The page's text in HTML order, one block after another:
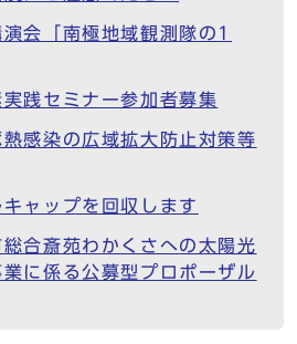
会「南極地域観測隊の1
実践セミナー参加者募集
感染の広域拡大防止対策等
ャップを回収します
総合斎苑わかくさへの太陽光
に係る公募型プロポーザル